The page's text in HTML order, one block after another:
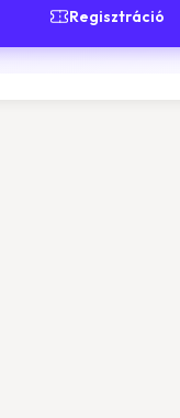
Regisztráció